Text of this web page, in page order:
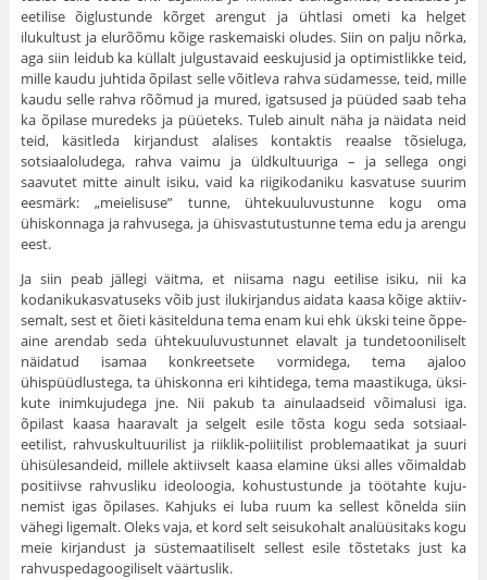
eetilise õiglustunde kõrget arengut ja ühtlasi ometi ka helget
ilukultust ja elurõõmu kõige raskemaiski oludes. Siin on palju nõrka,
aga siin leidub ka küllalt julgustavaid eeskujusid ja optimistlikke teid,
mille kaudu juhtida õpilast selle võitleva rahva südamesse, teid, mille
kaudu selle rahva rõõmud ja mured, igatsused ja püüded saab teha
ka õpilase muredeks ja püüeteks. Tuleb ainult näha ja näi­data neid
teid, käsitleda kirjandust alalises kontaktis reaalse tõsi­eluga,
sotsiaaloludega, rahva vaimu ja üldkultuuriga – ja sellega ongi
saavutet mitte ainult isiku, vaid ka riigikodaniku kasvatuse suurim
eesmärk: „meielisuse” tunne, ühtekuuluvustunne kogu oma
ühiskonnaga ja rahvusega, ja ühisvastutustunne tema edu ja arengu
eest.
Ja siin peab jällegi väitma, et niisama nagu eetilise isiku, nii ka
kodanikukasvatuseks võib just ilukirjandus aidata kaasa kõige aktiiv­
semalt, sest et õieti käsitelduna tema enam kui ehk ükski teine õppe­
aine arendab seda ühtekuuluvustunnet elavalt ja tundetooni­liselt
näidatud isamaa konkreetsete vormidega, tema ajaloo
ühispüüdlustega, ta ühiskonna eri kihtidega, tema maastikuga, üksi­
kute inimkujudega jne. Nii pakub ta ainulaadseid võimalusi iga.
õpilast kaasa haaravalt ja selgelt esile tõsta kogu seda sotsiaal-
eetilist, rahvuskultuurilist ja riiklik-poliitilist problemaatikat ja suuri
ühisülesandeid, millele aktiivselt kaasa elamine üksi alles võimal­dab
positiivse rahvusliku ideoloogia, kohustustunde ja töötahte kuju­
nemist igas õpilases. Kahjuks ei luba ruum ka sellest kõnelda siin
vähegi ligemalt. Oleks vaja, et kord selt seisukohalt analüüsitaks kogu
meie kirjandust ja süstemaatiliselt sellest esile tõstetaks just ka
rahvuspedagoogiliselt väärtuslik.